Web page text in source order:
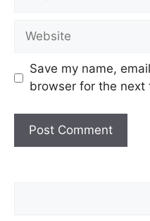
Website
Save my name,
browser for the next